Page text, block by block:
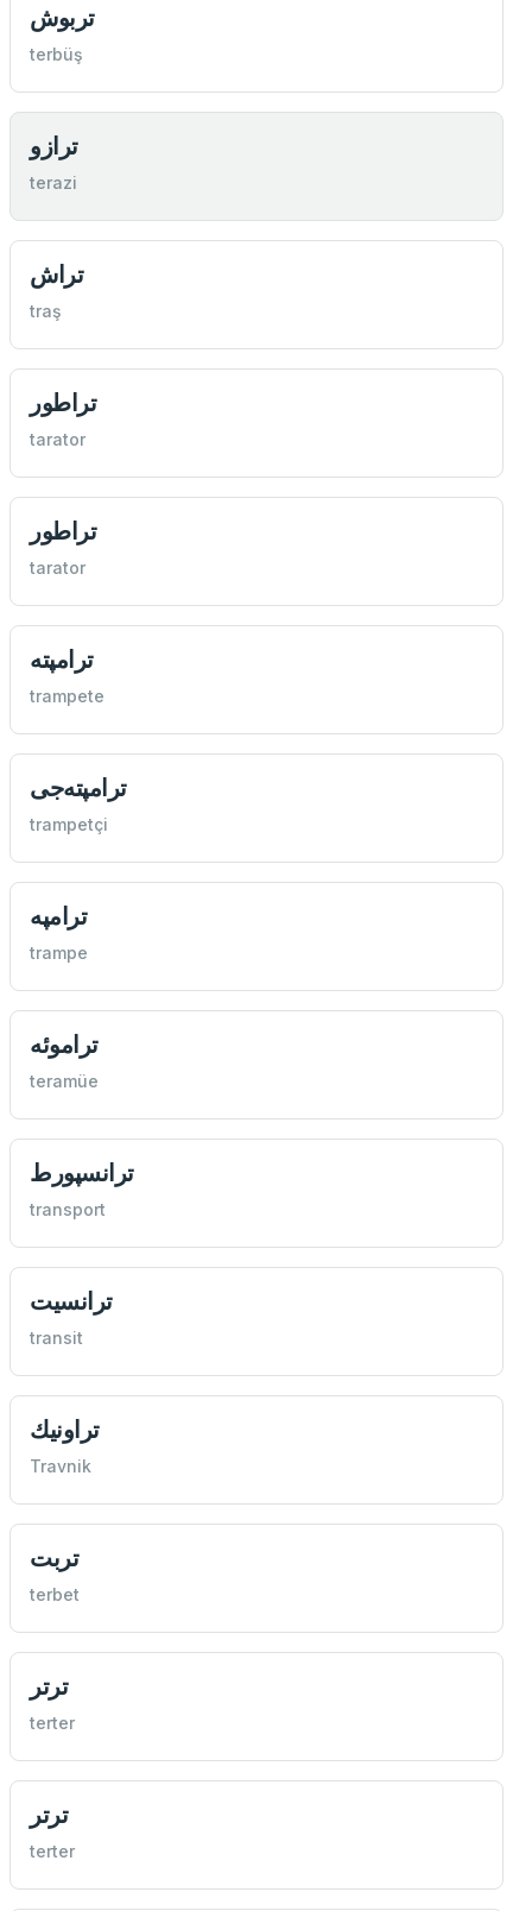
تربوش
terbüş
ترازو
terazi
تراش
traş
تراطور
tarator
تراطور
tarator
ترامپته
trampete
ترامپته‌جی
trampetçi
ترامپه
trampe
تراموئه
teramüe
ترانسپورط
transport
ترانسيت
transit
تراونيك
Travnik
تربت
terbet
ترتر
terter
ترتر
terter